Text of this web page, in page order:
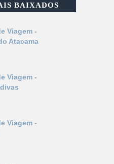
BAIXADOS
Viagem -
Atacama
Viagem -
Viagem -